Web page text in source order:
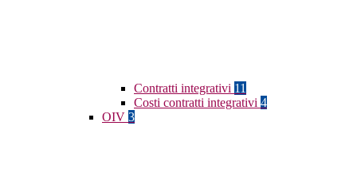
Contratti integrativi 11
Costi contratti integrativi 4
OIV 3